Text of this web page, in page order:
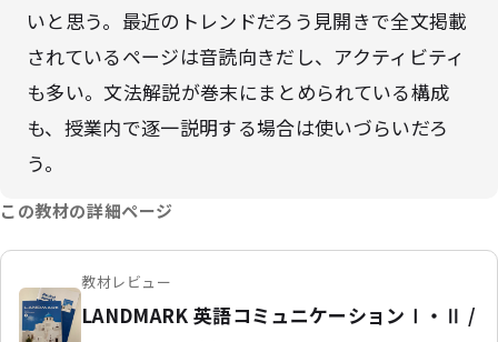
いと思う。最近のトレンドだろう見開きで全文掲載
されているページは音読向きだし、アクティビティ
も多い。文法解説が巻末にまとめられている構成
も、授業内で逐一説明する場合は使いづらいだろ
う。
この教材の詳細ページ
教材レビュー
LANDMARK 英語コミュニケーションⅠ・Ⅱ /